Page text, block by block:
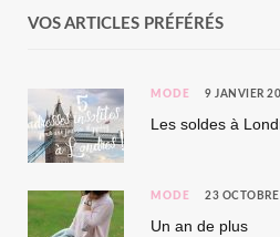
VOS ARTICLES PRÉFÉRÉS
MODE 9 JANVIER
Les soldes à
MODE 23
Un an de plus